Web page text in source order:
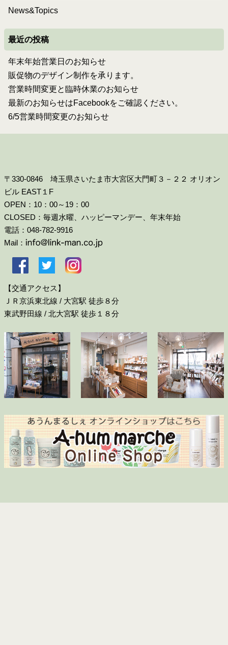
News&Topics
最近の投稿
年末年始営業日のお知らせ
販促物のデザイン制作を承ります。
営業時間変更と臨時休業のお知らせ
最新のお知らせはFacebookをご確認ください。
6/5営業時間変更のお知らせ
〒330-0846 埼玉県さいたま市大宮区大門町３－２２ オリオン
ビル EAST１F
OPEN：10：00～19：00
CLOSED：毎週水曜、ハッピーマンデー、年末年始
電話：048-782-9916
Mail：
【交通アクセス】
ＪＲ京浜東北線 / 大宮駅 徒歩８分
東武野田線 / 北大宮駅 徒歩１８分